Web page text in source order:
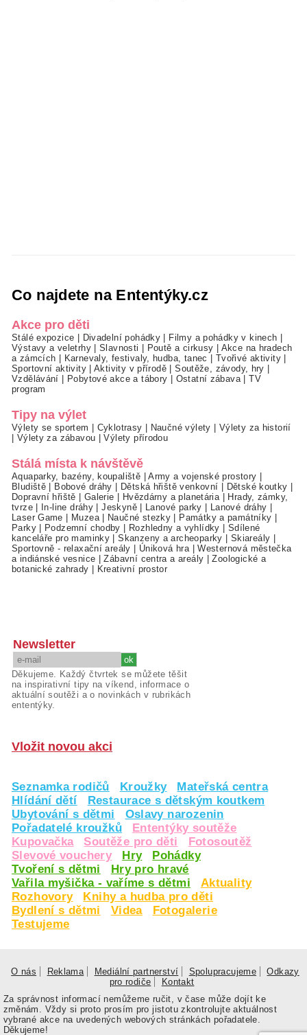
Co najdete na Ententýky.cz
Akce pro děti
Stálé expozice Divadelní pohádky Filmy a pohádky v kinech
Výstavy a veletrhy|Slavnosti Poutě a cirkusy
Akce na hradech
a zámcích
Karnevaly, festivaly, hudba, tanec Tvořivé aktivity
Sportovní aktivity|Aktivity v přírodě |Soutěže, závody, hry
Vzdělávání
Pobytové akce a tábory Ostatní zábava|TV
program
Tipy na výlet
Výlety se sportem Cyklotrasy Naučné výlety
Výlety za historií
Výlety za zábavou |Výlety přírodou
Stálá místa k návštěvě
Aquaparky, bazény, koupaliště |Army a vojenské prostory
Bludiště
Bobové dráhy Dětská hřiště venkovní Dětské koutky
Dopravní hřiště
Galerie Hvězdárny a planetária|
Hrady, zámky,
tvrze| In-line dráhy |Jeskyně| Lanové parky Lanové dráhy
Laser Game
Muzea| Naučné stezky Památky a památníky
Parky| Podzemní chodby Rozhledny a vyhlídky
Sdílené
kanceláře pro maminky |Skanzeny a archeoparky Skiareály
Sportovně - relaxační areály
Úniková hra|Westernová městečka
a indiánské vesnice |Zábavní centra a areály |Zoologické a
botanické zahrady
Kreativní prostor
Newsletter
Děkujeme. Každý čtvrtek se můžete těšit
na inspirativní tipy na víkend, informace o
aktuální soutěži a o novinkách v rubrikách
ententýky.
Vložit novou akci
Seznamka rodičů Kroužky
Mateřská centra
Hlídání dětí
Restaurace s dětským koutkem
Ubytování s dětmi
Oslavy narozenin
Pořadatelé kroužků
Ententýky soutěže
Kupovačka
Soutěže pro děti
Fotosoutěž
Slevové vouchery
Hry
Pohádky
Tvoření s dětmi
Hry pro hravé
Vařila myšička - vaříme s dětmi
Aktuality
Rozhovory
Knihy a hudba pro děti
Bydlení s dětmi
Videa
Fotogalerie
Testujeme
O nás Reklama Mediální partnerství Spolupracujeme
Odkazy
pro rodiče
Kontakt
Za správnost informací nemůžeme ručit, v čase může dojít ke
změnám. Vždy si proto prosím pro jistotu zkontrolujte aktuálnost
vybrané akce na uvedených webových stránkách pořadatele.
Děkujeme!